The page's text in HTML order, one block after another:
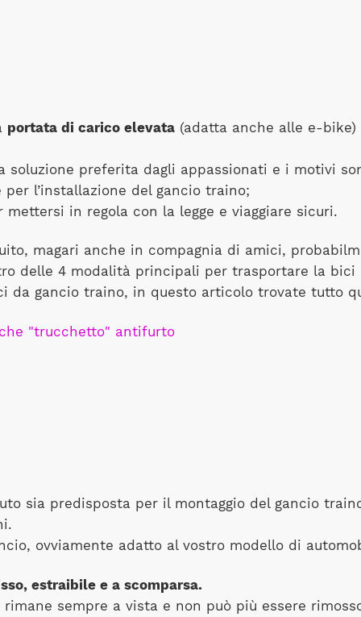
portata di carico elevata (adatta anche alle e-
preferita dagli appassionati e i motivi
l’installazione del gancio traino;
in regola con la legge e viaggiare sicuri.
magari anche in compagnia di amici,
delle 4 modalità principali per trasportare la bici
da gancio traino, in questo articolo trovate tutto
"trucchetto" antifurto
sia predisposta per il montaggio del gancio
ovviamente adatto al vostro modello di
estraibile e a scomparsa.
sempre a vista e non può più essere